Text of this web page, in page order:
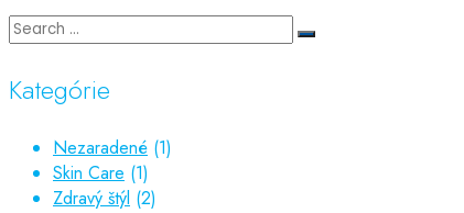
Kategórie
Nezaradené (1)
Skin Care (1)
Zdravý štýl (2)